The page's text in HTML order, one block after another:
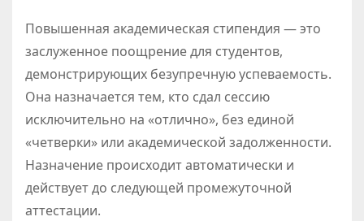
Повышенная академическая стипендия — это
заслуженное поощрение для студентов,
демонстрирующих безупречную успеваемость.
Она назначается тем, кто сдал сессию
исключительно на «отлично», без единой
«четверки» или академической задолженности.
Назначение происходит автоматически и
действует до следующей промежуточной
аттестации.